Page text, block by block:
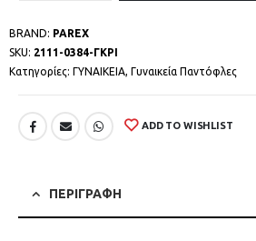
BRAND: PAREX
SKU: 2111-0384-ΓΚΡΙ
Κατηγορίες: ΓΥΝΑΙΚΕΙΑ, Γυναικεία Παντόφλες
ADD TO WISHLIST
ΠΕΡΙΓΡΑΦΗ